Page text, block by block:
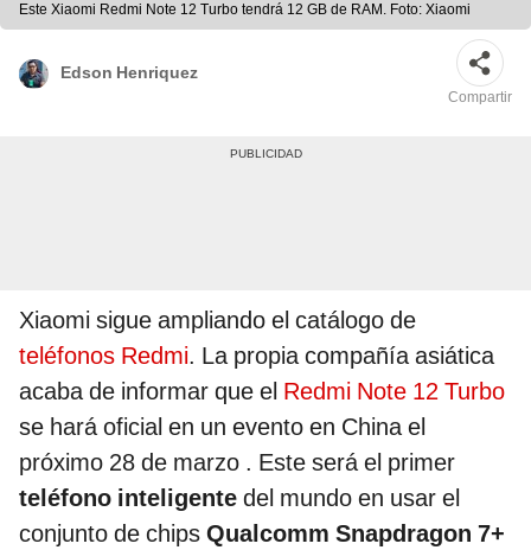
Este Xiaomi Redmi Note 12 Turbo tendrá 12 GB de RAM. Foto: Xiaomi
Edson Henriquez
Compartir
Xiaomi sigue ampliando el catálogo de
teléfonos Redmi. La propia compañía asiática
acaba de informar que el Redmi Note 12 Turbo
se hará oficial en un evento en China el
próximo 28 de marzo . Este será el primer
teléfono inteligente del mundo en usar el
conjunto de chips Qualcomm Snapdragon 7+